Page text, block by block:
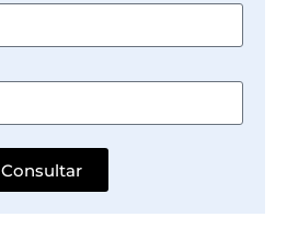
Consultar